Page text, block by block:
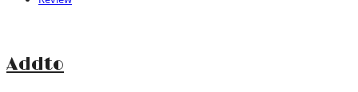
Addto